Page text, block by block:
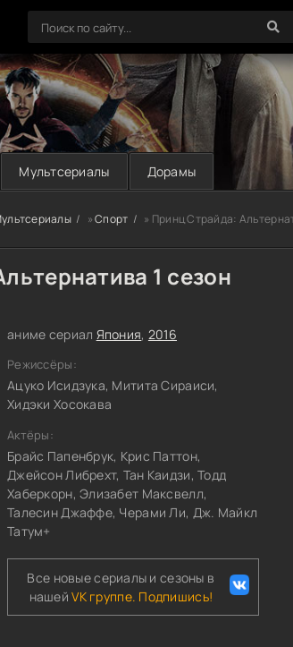
Мультсериалы Дорамы
»Спорт » Принц Страйда:
1 сезон
аниме сериал Япония, 2016
Режиссёры:
Ацуко Исидзука, Митита Сираиси,
Хидэки Хосокава
Актёры:
Брайс Папенбрук, Крис Паттон,
Джейсон Либрехт, Тан Каидзи, Тодд
Хаберкорн, Элизабет Максвелл,
Талесин Джаффе, Черами Ли, Дж. Майкл
Татум+
Все новые сериалы и сезоны в
нашейVK группе. Подпишись!